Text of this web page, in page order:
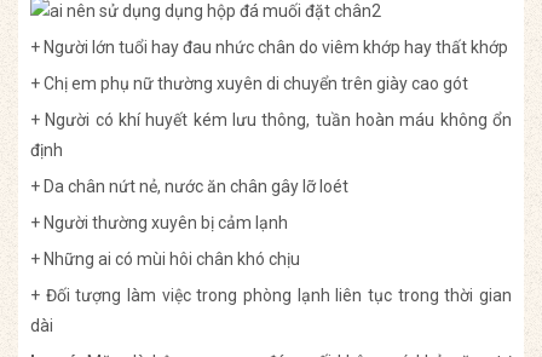
+ Người lớn tuổi hay đau nhức chân do viêm khớp hay thất khớp
+ Chị em phụ nữ thường xuyên di chuyển trên giày cao gót
+ Người có khí huyết kém lưu thông, tuần hoàn máu không ổn
định
+ Da chân nứt nẻ, nước ăn chân gây lỡ loét
+ Người thường xuyên bị cảm lạnh
+ Những ai có mùi hôi chân khó chịu
+ Đối tượng làm việc trong phòng lạnh liên tục trong thời gian
dài